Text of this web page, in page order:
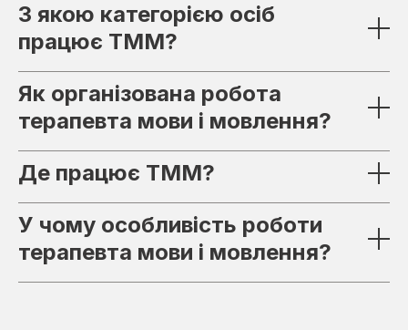
З якою категорією осіб
працює ТММ?
Як організована робота
терапевта мови і мовлення?
Де працює ТММ?
У чому особливість роботи
терапевта мови і мовлення?